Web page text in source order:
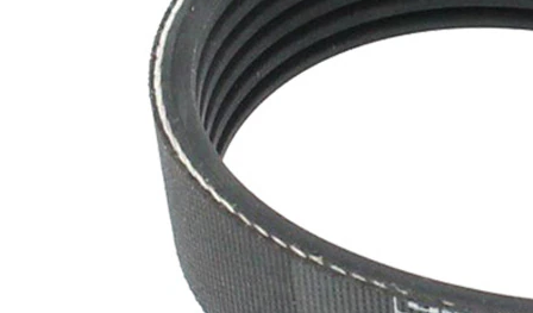
nervuri
SVHC
Nu sunt
disponibile
substante
SVHC
Material
curea
dienă
cauciuc)